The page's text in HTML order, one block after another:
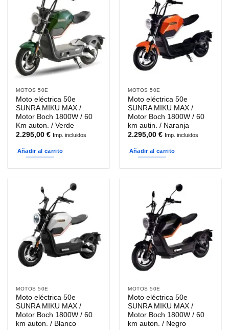
MOTOS 50E
Moto eléctrica 50e
SUNRA MIKU MAX /
Motor Boch 1800W / 60
Km auton. / Verde
2.295,00€ Imp. incluidos
Añadir al carrito
MOTOS 50E
Moto eléctrica 50e
SUNRA MIKU MAX /
Motor Boch 1800W / 60
km autin. / Naranja
2.295,00€ Imp. incluidos
Añadir al carrito
MOTOS 50E
Moto eléctrica 50e
SUNRA MIKU MAX /
Motor Boch 1800W / 60
km auton. / Blanco
MOTOS 50E
Moto eléctrica 50e
SUNRA MIKU MAX /
Motor Boch 1800W / 60
km auton. / Negro